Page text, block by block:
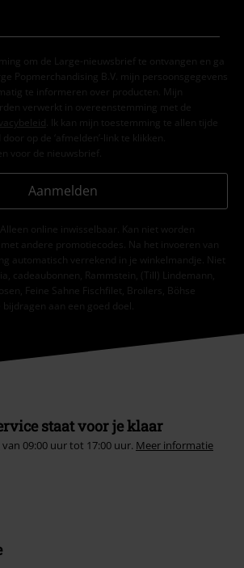
om de Large-nieuwsbrief te ontvangen en ga
Popmerchandising B.V. mijn persoonsgegevens
te informeren over producten. Mijn
verwerkt in overeenstemming met de
. Ik kan mijn toestemming te allen tijde
op de ‘afmelden’-link te klikken.
voor de nieuwsbrief.
Aanmelden
online inwisselbaar. Kan niet worden
andere promotiecodes. Na het invoeren van
automatisch verrekend in je winkelmandje. Niet
cadeaubonnen, Rammstein, (Till) Lindemann,
Feine Sahne Fischfilet, Broilers, Böhse
bijdragen aan een goed doel.
staat voor je klaar
09:00 uur tot 17:00 uur. Meer informatie